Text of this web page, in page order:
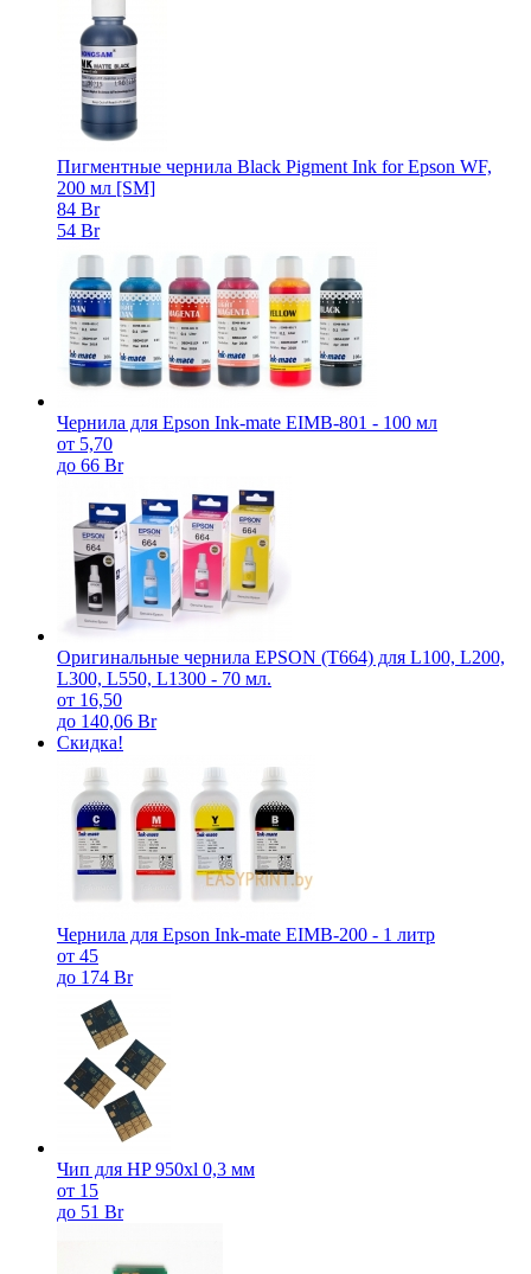
Пигментные чернила Black Pigment Ink for Epson WF,
200 мл [SM]
84 Br
54 Br
Чернила для Epson Ink-mate EIMB-801 - 100 мл
от 5,70
до 66 Br
Оригинальные чернила EPSON (T664) для L100, L200,
L300, L550, L1300 - 70 мл.
от 16,50
до 140,06 Br
Скидка!
Чернила для Epson Ink-mate EIMB-200 - 1 литр
от 45
до 174 Br
Чип для HP 950xl 0,3 мм
от 15
до 51 Br